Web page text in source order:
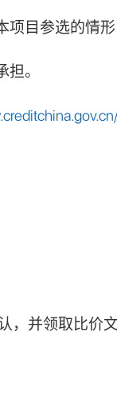
目参选的情形
。
，并领取比价文